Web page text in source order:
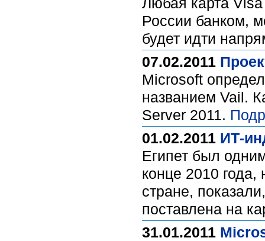
России банком,
будет идти
07.02.2011
Microsoft
названием Vail.
Server 2011.
01.02.2011 ИТ-
Египет был
конце 2010
стране,
поставлена на
31.01.2011